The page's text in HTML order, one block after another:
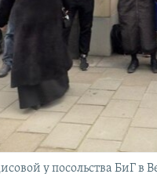
у посольства БиГ в